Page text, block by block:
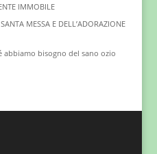
IMMOBILE
MESSA E DELL’ADORAZIONE
abbiamo bisogno del sano ozio